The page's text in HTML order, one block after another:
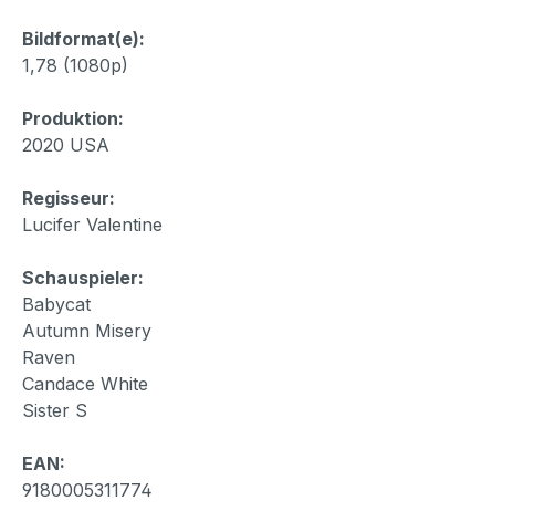
Bildformat(e):
1,78 (1080p)
Produktion:
2020 USA
Regisseur:
Lucifer Valentine
Schauspieler:
Babycat
Autumn Misery
Raven
Candace White
Sister S
EAN:
9180005311774